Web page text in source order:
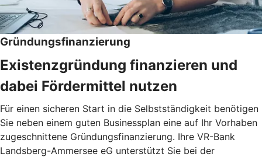
Gründungsfinanzierung
Existenzgründung finanzieren und
dabei Fördermittel nutzen
Für einen sicheren Start in die Selbstständigkeit benötigen
Sie neben einem guten Businessplan eine auf Ihr Vorhaben
zugeschnittene Gründungsfinanzierung. Ihre VR-Bank
Landsberg-Ammersee eG unterstützt Sie bei der